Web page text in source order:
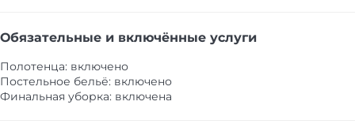
Обязательные и включённые услуги
Полотенца: включено
Постельное бельё: включено
Финальная уборка: включена